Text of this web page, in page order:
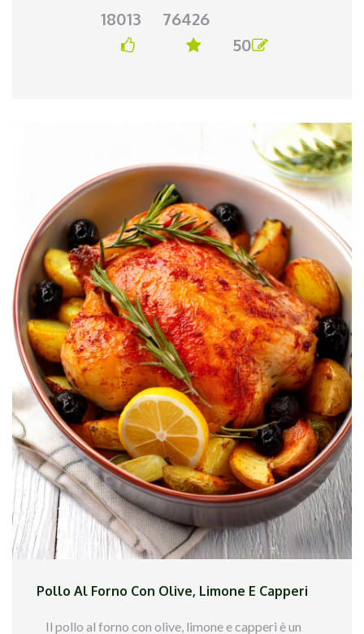
18013
76426
50
Pollo Al Forno Con Olive, Limone E Capperi
Il pollo al forno con olive, limone e capperi è un